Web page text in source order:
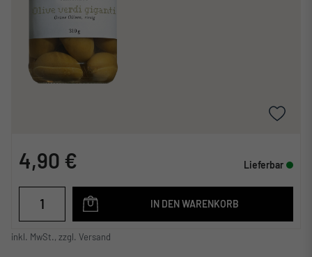
4,90 € Lieferbar
IN DEN WARENKORB
inkl. MwSt., zzgl. Versand